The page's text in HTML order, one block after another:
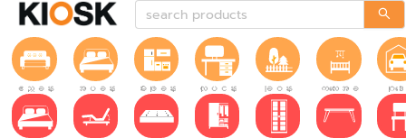
ဧည့်ခန်း အိပ်ခန်း မီးဖိုခန်း လုပ်ငန်းခွင် ခြံဝန်း ကလေးအခန်း ဂိုဒ